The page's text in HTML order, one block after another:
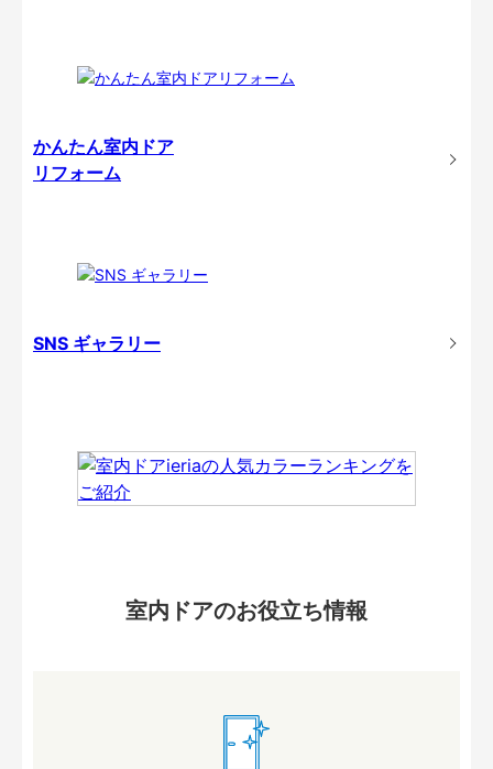
かんたん室内ドア
リフォーム
SNS ギャラリー
室内ドアのお役立ち情報